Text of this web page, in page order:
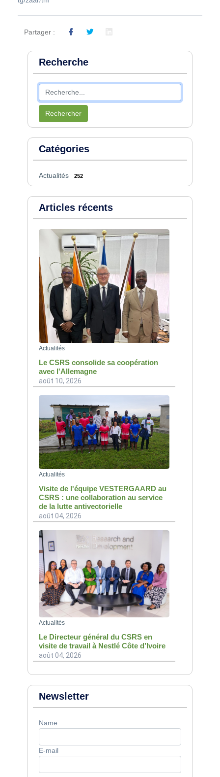
Partager :
Recherche
Rechercher
Catégories
Actualités 252
Articles récents
Actualités
Le CSRS consolide sa coopération
avec l'Allemagne
août 10, 2026
Actualités
Visite de l'équipe VESTERGAARD au
CSRS : une collaboration au service
de la lutte antivectorielle
août 04, 2026
Actualités
Le Directeur général du CSRS en
visite de travail à Nestlé Côte d’Ivoire
août 04, 2026
Newsletter
Name
E-mail